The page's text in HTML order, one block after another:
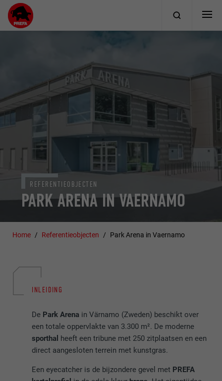
PARK ARENA IN VAERNAMO
REFERENTIEOBJECTEN
Home Referentieobjecten Park Arena in Vaernamo
INLEIDING
De Park Arena in Värnamo (Zweden) beschikt over
een totale oppervlakte van 3.300 m². De moderne
sporthal heeft een tribune met 250 zitplaatsen en een
direct aangesloten terrein met kunstgras.
Een eyecatcher is de bijzondere gevel met PREFA